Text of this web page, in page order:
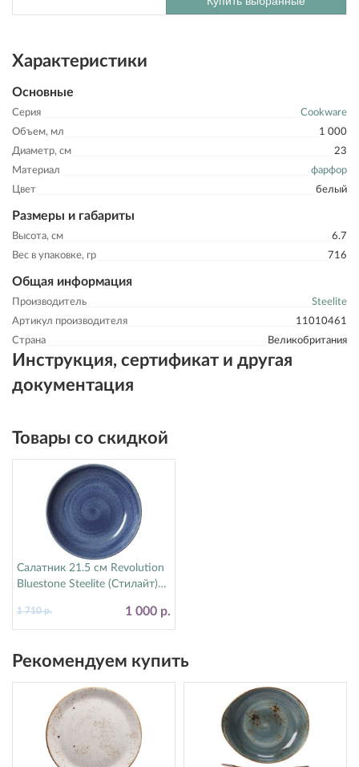
Характеристики
Основные
Серия
Cookware
Объем, мл
1 000
Диаметр, см
23
Материал
фарфор
Цвет
белый
Размеры и габариты
Высота, см
6.7
Вес в упаковке, гр
716
Общая информация
Производитель
Steelite
Артикул производителя
11010461
Страна
Великобритания
Инструкция, сертификат и другая
документация
Товары со скидкой
Салатник 21.5 см Revolution
Bluestone Steelite (Стилайт)
1 000 р.
1 710 р.
Рекомендуем купить